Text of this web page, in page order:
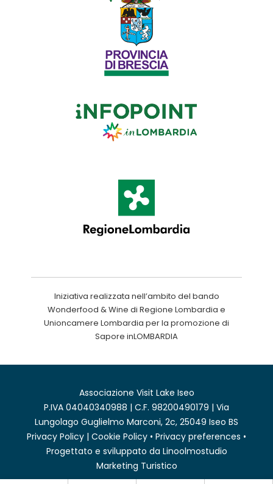
Iniziativa realizzata nell’ambito del bando
Wonderfood & Wine di Regione Lombardia e
Unioncamere Lombardia per la promozione di
Sapore inLOMBARDIA
Associazione Visit Lake Iseo
P.IVA 04040340988 | C.F. 98200490179 | Via
Lungolago Guglielmo Marconi, 2c, 25049 Iseo BS
Privacy Policy | Cookie Policy • Privacy preferences •
Progettato e sviluppato da Linoolmostudio
Marketing Turistico